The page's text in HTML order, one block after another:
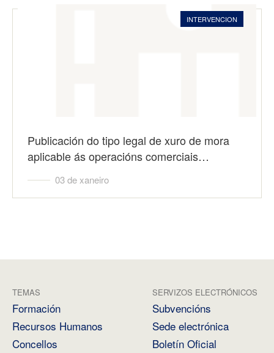
INTERVENCION
Publicación do tipo legal de xuro de mora
aplicable ás operacións comerciais…
03 de xaneiro
TEMAS
Formación
Recursos Humanos
Concellos
SERVIZOS ELECTRÓNICOS
Subvencións
Sede electrónica
Boletín Oficial